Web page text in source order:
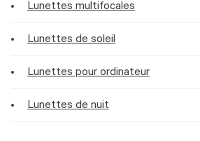
Lunettes multifocales
Lunettes de soleil
Lunettes pour ordinateur
Lunettes de nuit